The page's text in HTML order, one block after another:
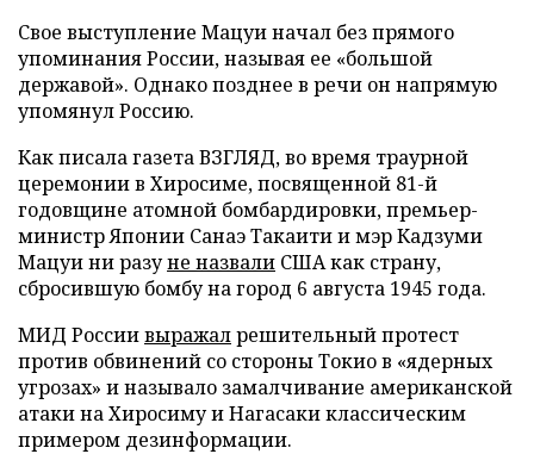
Свое выступление Мацуи начал без прямого
упоминания России, называя ее «большой
державой». Однако позднее в речи он напрямую
упомянул Россию.
Как писала газета ВЗГЛЯД, во время траурной
церемонии в Хиросиме, посвященной 81-й
годовщине атомной бомбардировки, премьер-
министр Японии Санаэ Такаити и мэр Кадзуми
Мацуи ни разуне назвали США как страну,
сбросившую бомбу на город 6 августа 1945 года.
МИД Россиивыражалрешительный протест
против обвинений со стороны Токио в «ядерных
угрозах» и называло замалчивание американской
атаки на Хиросиму и Нагасаки классическим
примером дезинформации.